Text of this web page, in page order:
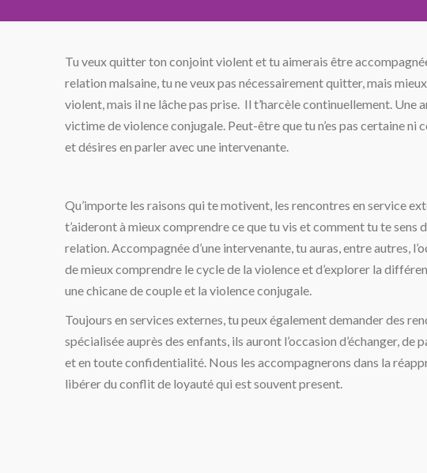
Tu veux quitter ton conjoint violent et tu aimerais être
relation malsaine, tu ne veux pas nécessairement quitter, mais
violent, mais il ne lâche pas prise. Il t’harcèle continuellement. Une
victimede violence conjugale. Peut-être que tu n’es pas certaine ni
et désires en parler avec une intervenante.
Qu’importe les raisons qui te motivent, les rencontres en service
t’aideront à mieux comprendre ce que tu vis et comment tu te sens
relation. Accompagnée d’une intervenante, tu auras, entre autres,
de mieux comprendre le cycle de la violence et d’explorer la
une chicane de couple et la violence conjugale.
Toujours en services externes, tu peux également demander des
spécialisée auprès des enfants, ils auront l’occasion d’échanger,
et en toute confidentialité. Nous les accompagnerons dans la
libérer du conflit de loyauté qui est souvent present.